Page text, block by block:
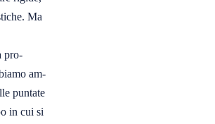
Ma
pro-
am-
puntate
in cui si